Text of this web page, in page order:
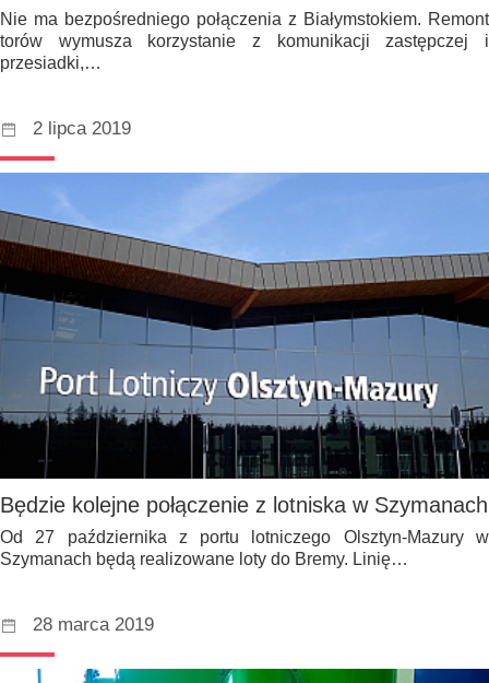
Nie ma bezpośredniego połączenia z Białymstokiem. Remont
torów wymusza korzystanie z komunikacji zastępczej i
przesiadki,…
2 lipca 2019
Będzie kolejne połączenie z lotniska w Szymanach
Od 27 października z portu lotniczego Olsztyn-Mazury w
Szymanach będą realizowane loty do Bremy. Linię…
28 marca 2019